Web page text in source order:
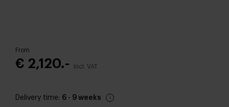
From
€ 2,120.- Incl. VAT
Delivery time: 6 - 9 weeks